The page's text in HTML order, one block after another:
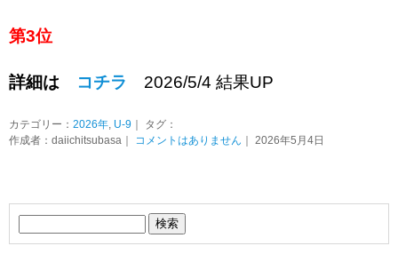
第3位
詳細は コチラ 2026/5/4 結果UP
カテゴリー： 2026年, U-9 ｜ タグ：
作成者：daiichitsubasa｜ コメントはありません ｜ 2026年5月4日